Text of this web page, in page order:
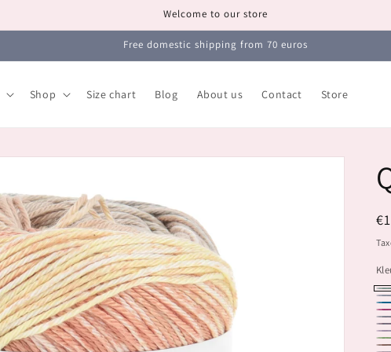
Welcome to our store
Free domestic shipping from 70 euros
Shop Size chart Blog About us Contact Store